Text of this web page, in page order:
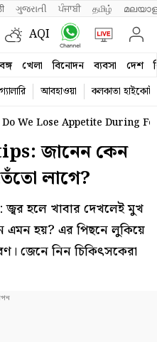
ગુજરાતી ਪੰਜਾਬੀ தமிழ்
AQI
খেলা বিনোদন ব্যবসা দেশ
আবহাওয়া
কলকাতা হাইকোর্ট
We Lose Appetite During
জানেন কেন
লাগে?
হলে খাবার দেখলেই মুখ
এমন হয়? এর পিছনে লুকিয়ে
জেনে নিন চিকিৎসকেরা